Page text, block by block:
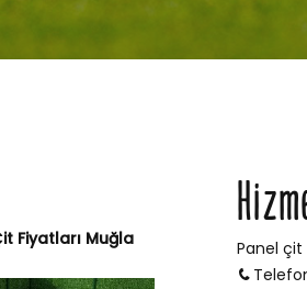
Panel çit
Fiyatları Muğla